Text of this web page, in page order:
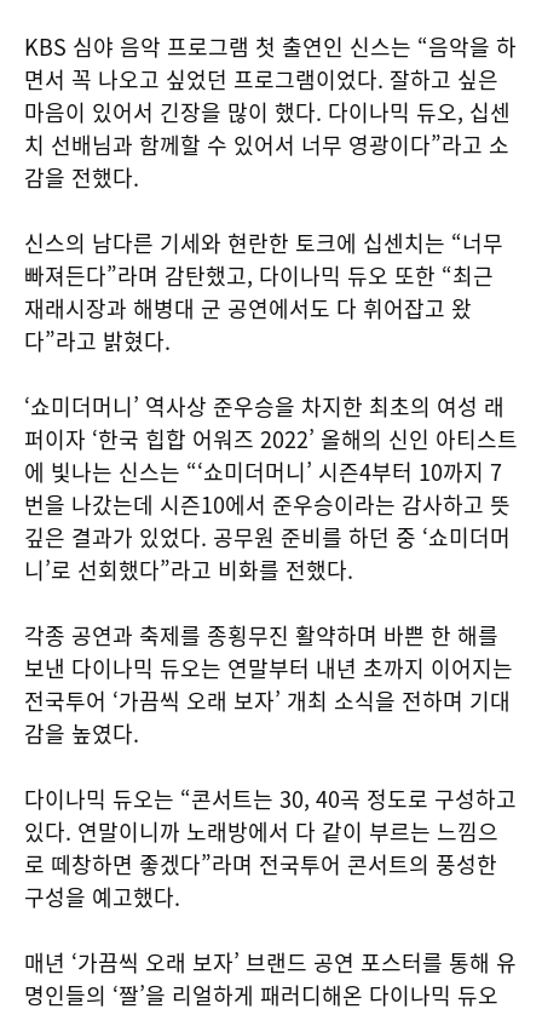
KBS 심야 음악 프로그램 첫 출연인 신스는 “음악을 하
면서 꼭 나오고 싶었던 프로그램이었다. 잘하고 싶은
마음이 있어서 긴장을 많이 했다. 다이나믹 듀오, 십센
치 선배님과 함께할 수 있어서 너무 영광이다”라고 소
감을 전했다.
신스의 남다른 기세와 현란한 토크에 십센치는 “너무
빠져든다”라며 감탄했고, 다이나믹 듀오 또한 “최근
재래시장과 해병대 군 공연에서도 다 휘어잡고 왔
다”라고 밝혔다.
‘쇼미더머니’ 역사상 준우승을 차지한 최초의 여성 래
퍼이자 ‘한국 힙합 어워즈 2022’ 올해의 신인 아티스트
에 빛나는 신스는 “‘쇼미더머니’ 시즌4부터 10까지 7
번을 나갔는데 시즌10에서 준우승이라는 감사하고 뜻
깊은 결과가 있었다. 공무원 준비를 하던 중 ‘쇼미더머
니’로 선회했다”라고 비화를 전했다.
각종 공연과 축제를 종횡무진 활약하며 바쁜 한 해를
보낸 다이나믹 듀오는 연말부터 내년 초까지 이어지는
전국투어 ‘가끔씩 오래 보자’ 개최 소식을 전하며 기대
감을 높였다.
다이나믹 듀오는 “콘서트는 30, 40곡 정도로 구성하고
있다. 연말이니까 노래방에서 다 같이 부르는 느낌으
로 떼창하면 좋겠다”라며 전국투어 콘서트의 풍성한
구성을 예고했다.
매년 ‘가끔씩 오래 보자’ 브랜드 공연 포스터를 통해 유
명인들의 ‘짤’을 리얼하게 패러디해온 다이나믹 듀오